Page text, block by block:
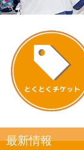
最新情報